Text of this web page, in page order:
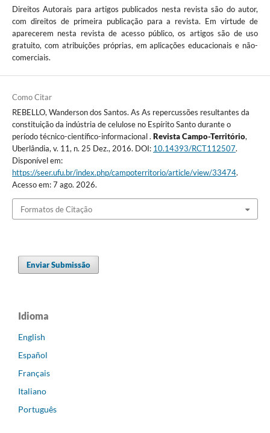
Direitos Autorais para artigos publicados nesta revista são do autor,
com direitos de primeira publicação para a revista. Em virtude de
aparecerem nesta revista de acesso público, os artigos são de uso
gratuito, com atribuições próprias, em aplicações educacionais e não-
comerciais.
Como Citar
REBELLO, Wanderson dos Santos. As As repercussões resultantes da
constituição da indústria de celulose no Espírito Santo durante o
período técnico-científico-informacional . Revista Campo-Território,
Uberlândia, v. 11, n. 25 Dez., 2016. DOI: 10.14393/RCT112507.
Disponível em:
https://seer.ufu.br/index.php/campoterritorio/article/view/33474.
Acesso em: 7 ago. 2026.
Formatos de Citação
Enviar Submissão
Idioma
English
Español
Français
Italiano
Português